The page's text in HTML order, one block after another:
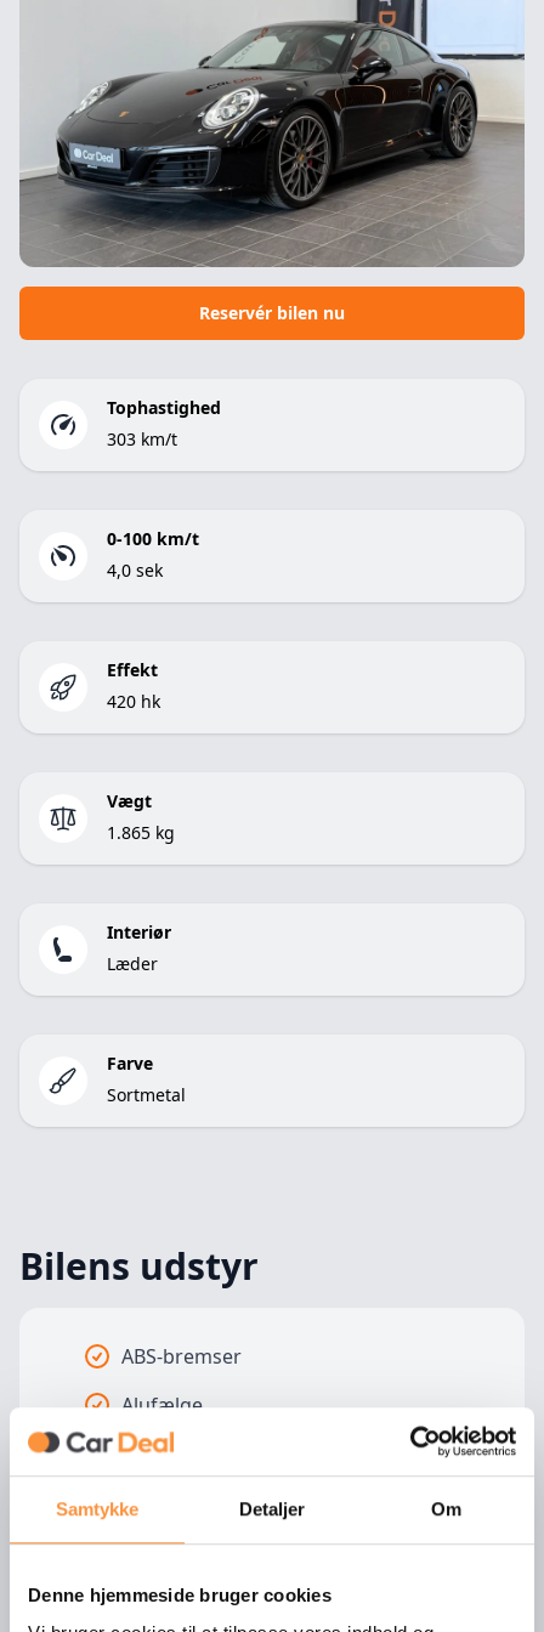
Samtykke Detaljer Om
Denne hjemmeside bruger cookies
Reservér bilen nu
Tophastighed
303 km/t
0-100 km/t
4,0 sek
Effekt
420 hk
Vægt
1.865 kg
Interiør
Læder
Farve
Sortmetal
Bilens udstyr
ABS-bremser
Alufælge
Antispin
Aut. Klimaanlæg
Automatgear
Automatisk bakspejl dæmpning